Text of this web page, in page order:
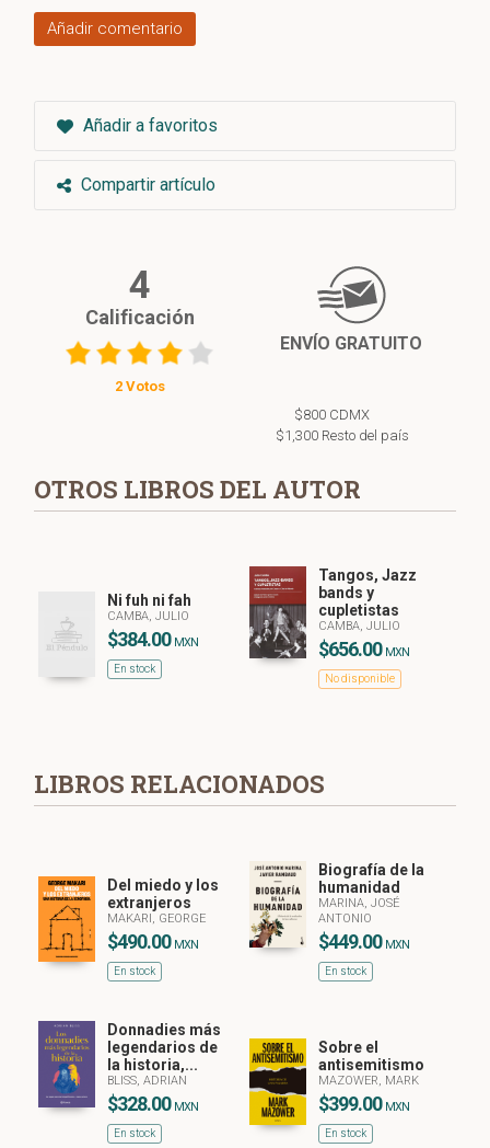
Añadir comentario
Añadir a favoritos
Compartir artículo
4
Calificación
2 Votos
ENVÍO GRATUITO
$800 CDMX
$1,300 Resto del país
OTROS LIBROS DEL AUTOR
Ni fuh ni fah
CAMBA, JULIO
$384.00 MXN
En stock
Tangos, Jazz
bands y
cupletistas
CAMBA, JULIO
$656.00 MXN
No disponible
LIBROS RELACIONADOS
Del miedo y los
extranjeros
MAKARI, GEORGE
$490.00 MXN
En stock
Biografía de la
humanidad
MARINA, JOSÉ
ANTONIO
$449.00 MXN
En stock
Donnadies más
legendarios de
la historia,...
BLISS, ADRIAN
$328.00 MXN
En stock
Sobre el
antisemitismo
MAZOWER, MARK
$399.00 MXN
En stock